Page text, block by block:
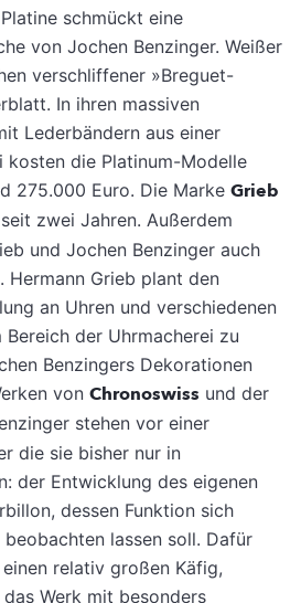
schmückt eine
von Jochen Benzinger. Weißer
verschliffener »Breguet-
In ihren massiven
Lederbändern aus einer
kosten die Platinum-Modelle
275.000 Euro. Die Marke Grieb
zwei Jahren. Außerdem
und Jochen Benzinger auch
Hermann Grieb plant den
an Uhren und verschiedenen
der Uhrmacherei zu
Benzingers Dekorationen
von Chronoswiss und der
stehen vor einer
die sie bisher nur in
der Entwicklung des eigenen
dessen Funktion sich
lassen soll. Dafür
relativ großen Käfig,
Werk mit besonders